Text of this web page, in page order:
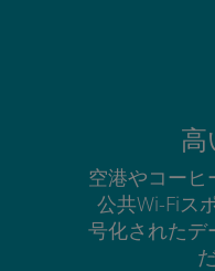
高
空港やコーヒ
公共Wi-Fiス
号化されたデ